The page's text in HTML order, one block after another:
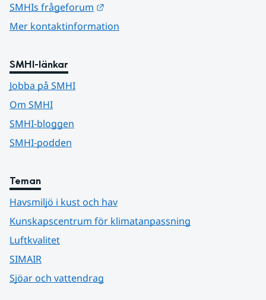
SMHIs frågeforum
Mer kontaktinformation
SMHI-länkar
Jobba på SMHI
Om SMHI
SMHI-bloggen
SMHI-podden
Teman
Havsmiljö i kust och hav
Kunskapscentrum för klimatanpassning
Luftkvalitet
SIMAIR
Sjöar och vattendrag